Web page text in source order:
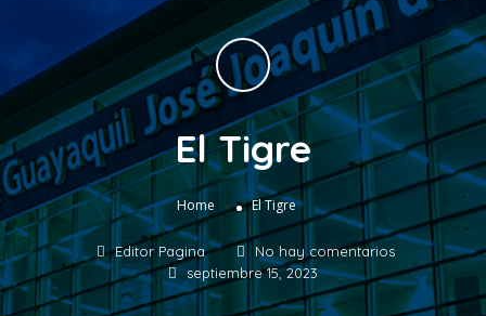
El Tigre
Home » El Tigre
Editor Pagina
No hay comentarios
septiembre 15, 2023